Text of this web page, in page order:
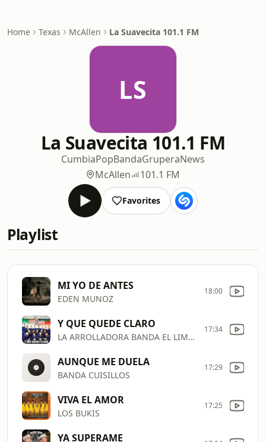
Home Texas McAllen La Suavecita 101.1 FM
LS
La Suavecita 101.1 FM
CumbiaPopBandaGruperaNews
McAllen
101.1 FM
Favorites
Playlist
MI YO DE ANTES
EDEN MUNOZ
18:00
Y QUE QUEDE CLARO
LA ARROLLADORA BANDA EL LIMON
17:34
AUNQUE ME DUELA
BANDA CUISILLOS
17:29
VIVA EL AMOR
LOS BUKIS
17:25
YA SUPERAME